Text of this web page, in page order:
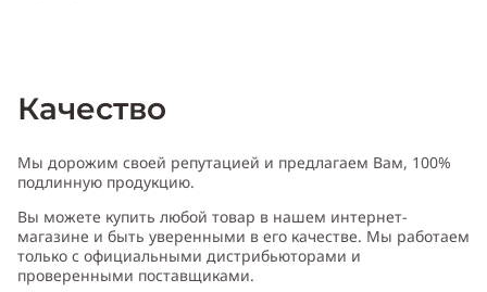
Cодержит ноты:жасмин, гвоздика, шафран, амбра,
сандал, пачули, удовая древесина
Качество
Мы дорожим своей репутацией и предлагаем Вам, 100%
подлинную продукцию.
Вы можете купить любой товар в нашем интернет-
магазине и быть уверенными в его качестве. Мы работаем
только с официальными дистрибьюторами и
проверенными поставщиками.